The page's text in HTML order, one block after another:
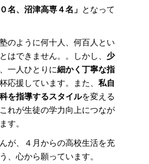
名、沼津高専４名 」 となって
のように何十人、何百人とい
はできません。。しかし、 少
一人ひとりに細かく丁寧な指
応援しています。また、 私自
を指導するスタイルを変える
れが生徒の学力向上につなが
す。
が、４月からの高校生活を充
、心から願っています。